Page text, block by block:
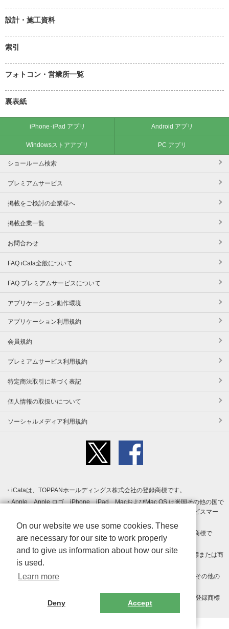
設計・施工資料
索引
フォトコン・営業所一覧
裏表紙
iPhone･iPad アプリ Android アプリ
Windowsストアアプリ PC アプリ
ショールーム検索
プレミアムサービス
掲載をご検討の企業様へ
掲載企業一覧
お問合わせ
FAQ iCata全般について
FAQ プレミアムサービスについて
アプリケーション動作環境
アプリケーション利用規約
会員規約
プレミアムサービス利用規約
特定商法取引に基づく表記
個人情報の取扱いについて
ソーシャルメディア利用規約
iCataは、TOPPANホールディングス株式会社の登録商標です。
Apple、Apple ロゴ、iPhone、iPad、MacおよびMac OS は米国その他の国で
登録された Apple Inc. の商標です。App Store は Apple Inc. のサービスマー
クです。
Android、Google Play および Google Play ロゴ は Google LLC の商標で
す。
Windows は Microsoft Inc.の米国およびその他の国における登録商標または商
標です。
Adobe、Adobe Reader、Adobe PDF は、Adobe Inc.の米国およびその他の
その他、記載されている会社名、商品名、ロゴは各社の商標または登録商標
On our website we use some cookies. These
are necessary for our site to work properly
and to give us information about how our site
is used.
Learn more
Deny Accept